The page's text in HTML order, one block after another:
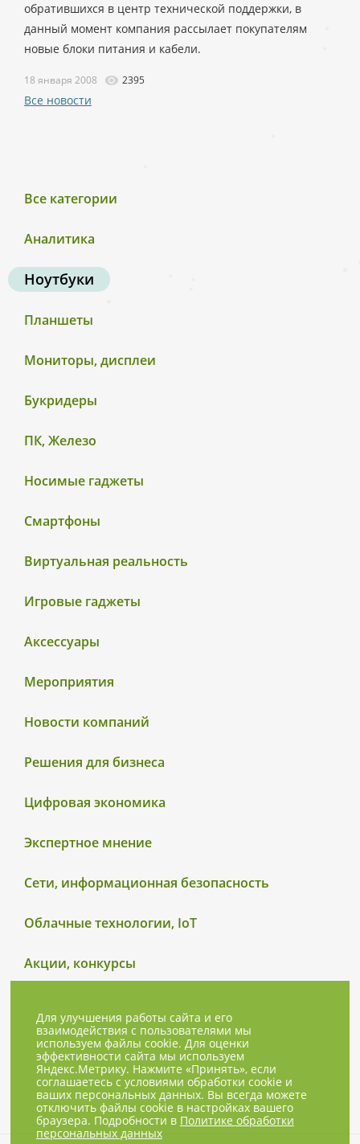
Все категории
Аналитика
Ноутбуки
Планшеты
Мониторы, дисплеи
Букридеры
ПК, Железо
Носимые гаджеты
Смартфоны
Виртуальная реальность
Игровые гаджеты
Аксессуары
Мероприятия
Новости компаний
Решения для бизнеса
Цифровая экономика
Экспертное мнение
Сети, информационная безопасность
Облачные технологии, IoT
Акции, конкурсы
обратившихся в центр технической поддержки, в
данный момент компания рассылает покупателям
новые блоки питания и кабели.
18 января 2008 2395
Все новости
Для улучшения работы сайта и его
взаимодействия с пользователями мы
используем файлы cookie. Для оценки
эффективности сайта мы используем
Яндекс.Метрику. Нажмите «Принять», если
соглашаетесь с условиями обработки cookie и
ваших персональных данных. Вы всегда можете
отключить файлы cookie в настройках вашего
браузера. Подробности в Политике обработки
персональных данных